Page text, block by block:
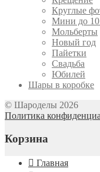
Круглые
Мини до 10
Мольберты
Новый год
Пайетки
Свадьба
Юбилей
Шары в коробке
© Шароделы 2026
Политика
Корзина
Главная